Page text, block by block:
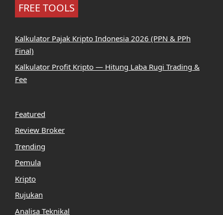
FREE TOOLS
Kalkulator Pajak Kripto Indonesia 2026 (PPN & PPh
Final)
Kalkulator Profit Kripto — Hitung Laba Rugi Trading &
Fee
Featured
Review Broker
Trending
Pemula
Kripto
Rujukan
Analisa Teknikal